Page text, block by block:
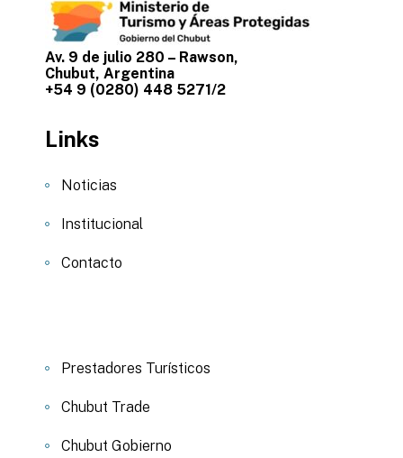
Av. 9 de julio 280 – Rawson,
Chubut, Argentina
+54 9 (0280) 448 5271/2
Links
Noticias
Institucional
Contacto
Prestadores Turísticos
Chubut Trade
Chubut Gobierno